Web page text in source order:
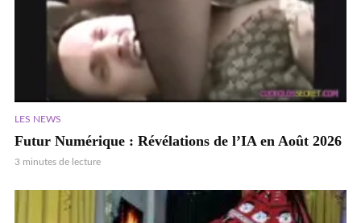
LES NEWS
Futur Numérique : Révélations de l’IA en Août 2026
3 minutes de lecture